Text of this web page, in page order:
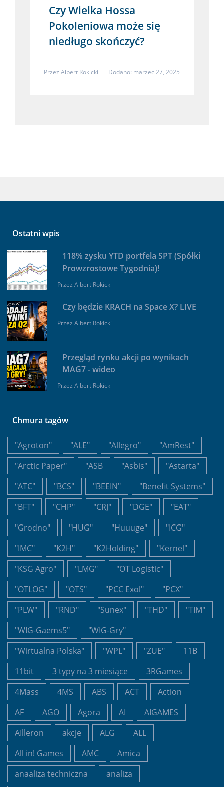
Czy Wielka Hossa
Pokoleniowa może się
niedługo skończyć?
Przez Albert Rokicki Dodano: marzec 27, 2025
Ostatni wpis
118% zysku YTD portfela SPT (Spółki
Prowzrostowe Tygodnia)!
Przez Albert Rokicki
Czy będzie KRACH na Space X? LIVE
Przez Albert Rokicki
Przegląd rynku akcji po wynikach
MAG7 - wideo
Przez Albert Rokicki
Chmura tagów
"Agroton" "ALE" "Allegro"
"AmRest"
"Arctic Paper"
"ASB "Asbis"
"Astarta"
"ATC"
"BCS" "BEEIN"
"Benefit Systems"
"BFT"
"CHP" "CRJ" "DGE"
"EAT"
"Grodno"
"HUG" "Huuuge"
"ICG"
"IMC"
"K2H" "K2Holding"
"Kernel"
"KSG Agro"
"LMG"
"OT Logistic"
"OTLOG"
"OTS" "PCC Exol"
"PCX"
"PLW"
"RND" "Sunex" "THD"
"TIM"
"WIG-Gaems5"
"WIG-Gry"
"Wirtualna Polska"
"WPL" "ZUE"
11B
11bit
3 typy na 3 miesiące
3RGames
4Mass
4MS ABS ACT
Action
AF
AGO Agora AI
AIGAMES
AIlleron
akcje ALG
ALL
All in! Games
AMC
Amica
anaaliza techniczna
analiza